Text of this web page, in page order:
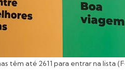
têm até 2611 para entrar na lista